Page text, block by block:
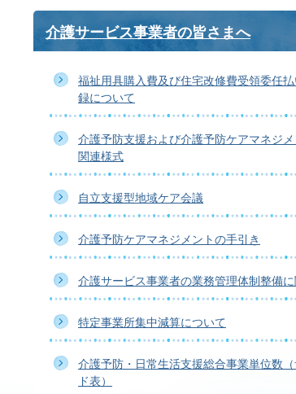
介護サービス事業者の皆さまへ
福祉用具購入費及び住宅改修費受領委任
録について
介護予防支援および介護予防ケアマネジ
関連様式
自立支援型地域ケア会議
介護予防ケアマネジメントの手引き
介護サービス事業者の業務管理体制整備
特定事業所集中減算について
介護予防・日常生活支援総合事業単位数
ド表）